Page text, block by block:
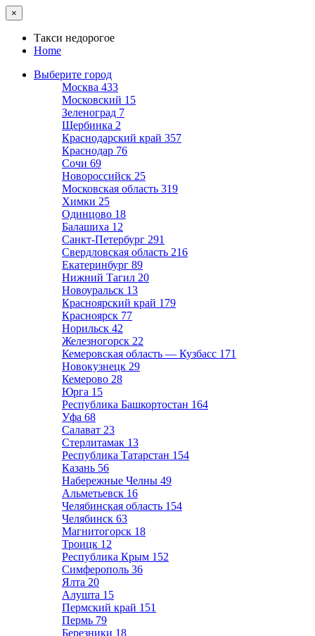
×
Такси недорогое
Home
Выберите город
Москва 433
Московский 15
Зеленоград 7
Щербинка 2
Краснодарский край 357
Краснодар 76
Сочи 69
Новороссийск 25
Московская область 319
Химки 25
Одинцово 18
Балашиха 12
Санкт-Петербург 291
Свердловская область 216
Екатеринбург 89
Нижний Тагил 20
Новоуральск 13
Красноярский край 179
Красноярск 77
Норильск 42
Железногорск 22
Кемеровская область — Кузбасс 171
Новокузнецк 29
Кемерово 28
Юрга 15
Республика Башкортостан 164
Уфа 68
Салават 23
Стерлитамак 13
Республика Татарстан 154
Казань 56
Набережные Челны 49
Альметьевск 16
Челябинская область 154
Челябинск 63
Магнитогорск 18
Троицк 12
Республика Крым 152
Симферополь 36
Ялта 20
Алушта 15
Пермский край 151
Пермь 79
Березники 18